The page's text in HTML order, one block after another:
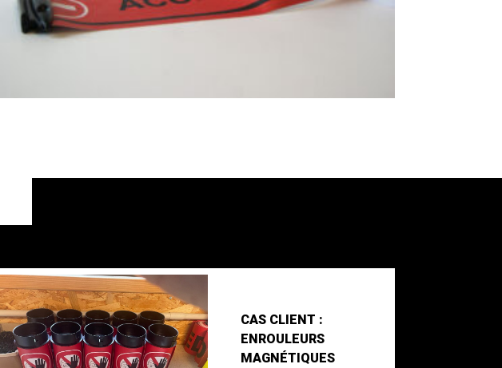
CAS CLIENT :
ENROULEURS
MAGNÉTIQUES